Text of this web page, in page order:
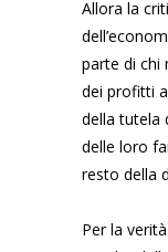
Allora la
parte di chi
dei profitti
della tutela
delle loro
resto della
Per la